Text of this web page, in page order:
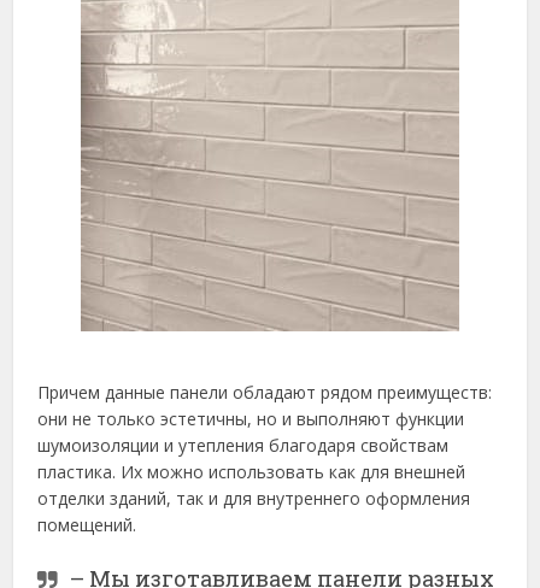
Причем данные панели обладают рядом преимуществ:
они не только эстетичны, но и выполняют функции
шумоизоляции и утепления благодаря свойствам
пластика. Их можно использовать как для внешней
отделки зданий, так и для внутреннего оформления
помещений.
– Мы изготавливаем панели разных